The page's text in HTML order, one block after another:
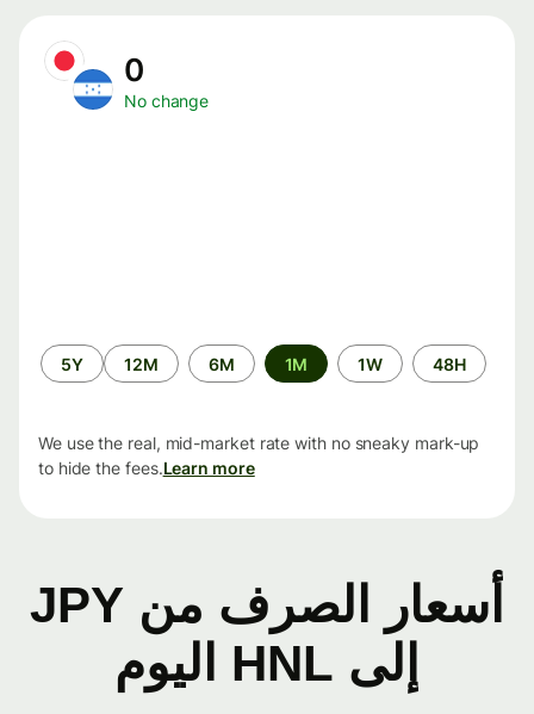
No change
الفترة
الزمنية
48H
1W
1M
6M
12M
5Y
We use the real, mid-market rate with no sneaky mark-up
to hide the fees.Learn more
أسعار الصرف من JPY
إلى HNL اليوم